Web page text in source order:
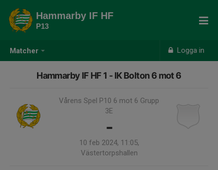
Matcher Logga in
Hammarby IF HF
P13
Hammarby IF HF 1 - IK Bolton 6 mot 6
Vårens Spel P10 6 mot 6 Grupp
3E
-
10 feb 2024, 11:05,
Västertorpshallen